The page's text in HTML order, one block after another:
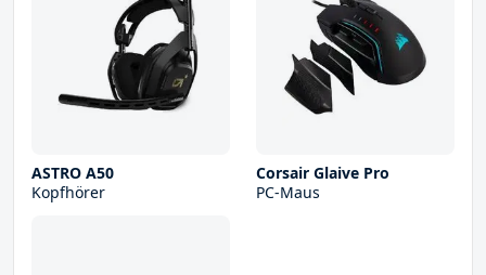
ASTRO A50
Kopfhörer
Corsair Glaive Pro
PC-Maus